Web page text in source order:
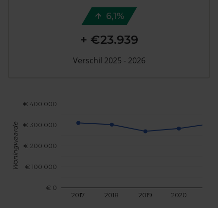
2017 2018 2019 2020
€ 0
€ 100.000
€ 200.000
€ 300.000
€ 400.000
Woningwaarde
6,1%
+ €23.939
Verschil 2025 - 2026